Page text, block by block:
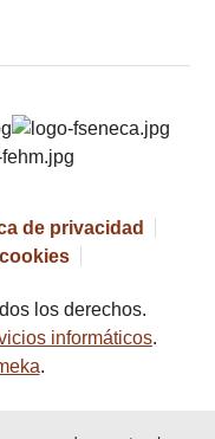
de privacidad
los derechos.
informáticos.
.